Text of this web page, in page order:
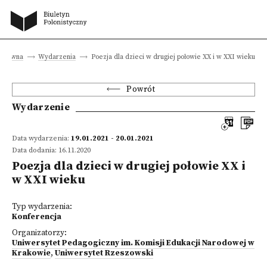
Wydarzenia Poezja dla dzieci w drugiej połowie XX i w XXI wieku
Powrót
Wydarzenie
Data wydarzenia: 19.01.2021 - 20.01.2021
Data dodania: 16.11.2020
Poezja dla dzieci w drugiej połowie XX i
w XXI wieku
Typ wydarzenia:
Konferencja
Organizatorzy:
Uniwersytet Pedagogiczny im. Komisji Edukacji Narodowej w
Krakowie, Uniwersytet Rzeszowski